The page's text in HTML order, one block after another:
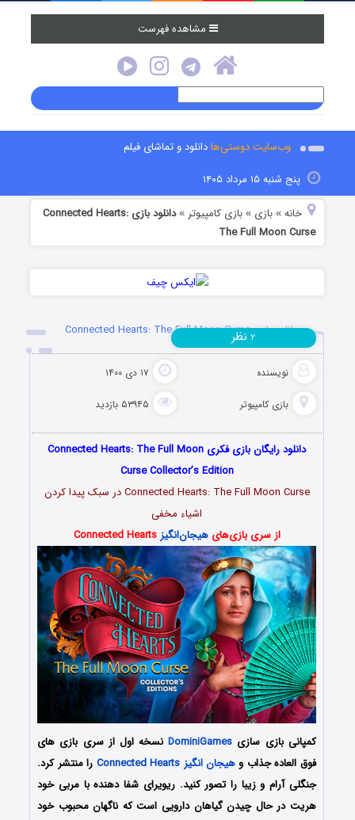
مشاهده فهرست
وب‌سایت دوستی‌هادانلود و تماشای فیلم
پنج شنبه ۱۵ مرداد ۱۴۰۵
خانه »بازی »بازی کامپیوتر »
دانلود بازی Connected Hearts:
The Full Moon Curse
دانلود بازی Connected Hearts: The Full Moon Curse
نویسنده ۱۷ دی ۱۴۰۰
بازی کامپیوتر ۵۳۹۴۵ بازدید
۲ نظر
دانلود رایگان بازی فکری Connected Hearts: The Full Moon
Curse Collector’s Edition
Connected Hearts: The Full Moon Curse در سبک پیدا کردن
اشیاء مخفی
از سری بازی‌هایهیجان‌انگیز Connected Hearts
کمپانی بازی سازی DominiGamesنسخه اول از سری بازی های
فوق العاده جذاب وهیجان انگیز Connected Hearts را منتشر کرد.
جنگلی آرام و زیبا را تصور کنید. ریویرای شفا دهنده با مربی خود
هریت در حال چیدن گیاهان دارویی است که ناگهان محبوب خود